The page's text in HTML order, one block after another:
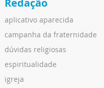
aplicativo aparecida
campanha da fraternidade
dúvidas religiosas
espiritualidade
igreja